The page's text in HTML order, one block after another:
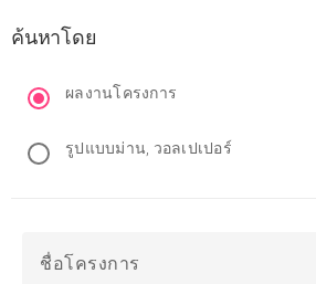
ค้นหาโดย
ผลงานโครงการ
รูปแบบม่าน, วอลเปเปอร์
ชื่อโครงการ